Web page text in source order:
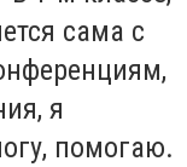
сама с
я
помогаю.